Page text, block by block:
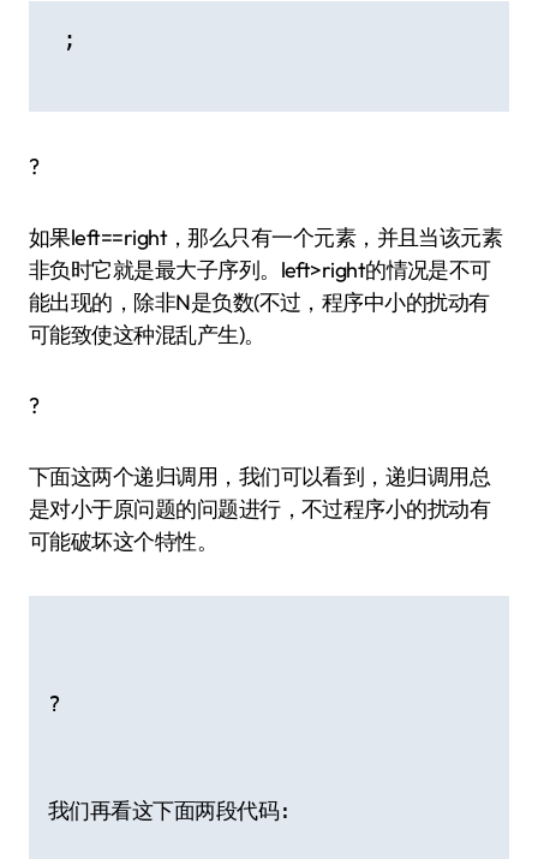
;
?
如果left==right，那么只有一个元素，并且当该元素
非负时它就是最大子序列。left>right的情况是不可
能出现的，除非N是负数(不过，程序中小的扰动有
可能致使这种混乱产生)。
?
下面这两个递归调用，我们可以看到，递归调用总
是对小于原问题的问题进行，不过程序小的扰动有
可能破坏这个特性。
?
我们再看这下面两段代码: